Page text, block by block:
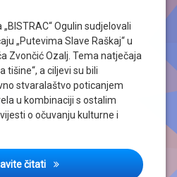
Ogulin sudjelovali
„Putevima Slave Raškaj“ u
Zvončić Ozalj. Tema natječaja
tišine“, a ciljevi su bili
stvaralaštvo poticanjem
u kombinaciji s ostalim
o očuvanju kulturne i
čitati 3. LIKOVNI NATJEČAJ